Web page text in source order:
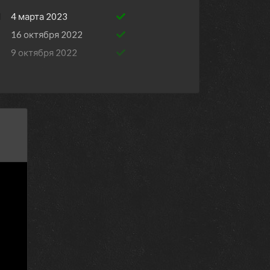
4 марта 2023
16 октября 2022
9 октября 2022
18 сентября 2022